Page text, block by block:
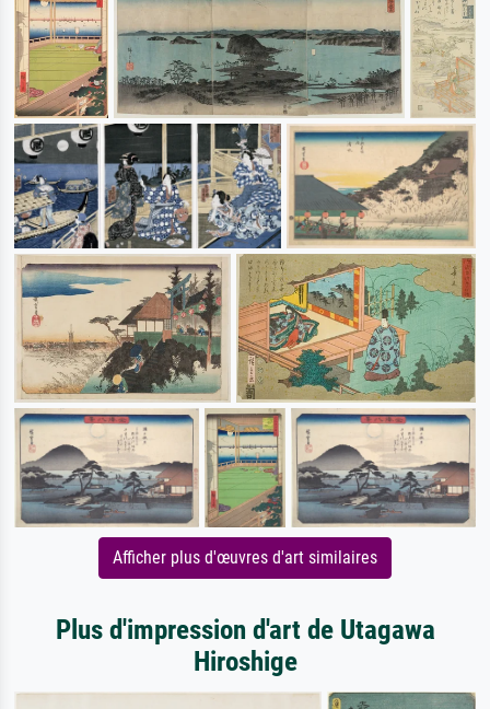
Afficher plus d'œuvres d'art similaires
Plus d'impression d'art de Utagawa
Hiroshige